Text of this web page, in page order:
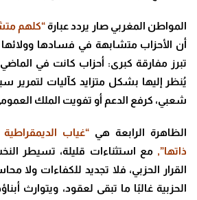
المواطن المغربي صار يردد عبارة“كلهم
أن الأحزاب متشابهة في فسادها
تبرز مفارقة كبرى: أحزاب كانت في الماضي
يُنظر إليها بشكل متزايد كآليات
شعبي، كرفع الدعم أو تفويت الملك
الظاهرة الرابعة هي “غياب الديمقراطية
ذاتها”,مع استثناءات قليلة، تسيطر
القرار الحزبي، فلا تجديد للكفاءات ولا
الحزبية غالبًا ما تبقى لعقود، ويتوارث